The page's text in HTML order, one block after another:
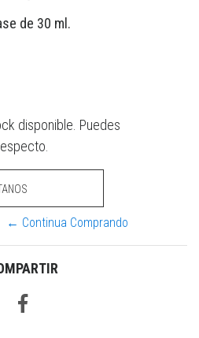
de 30 ml.
disponible. Puedes
← Continua Comprando